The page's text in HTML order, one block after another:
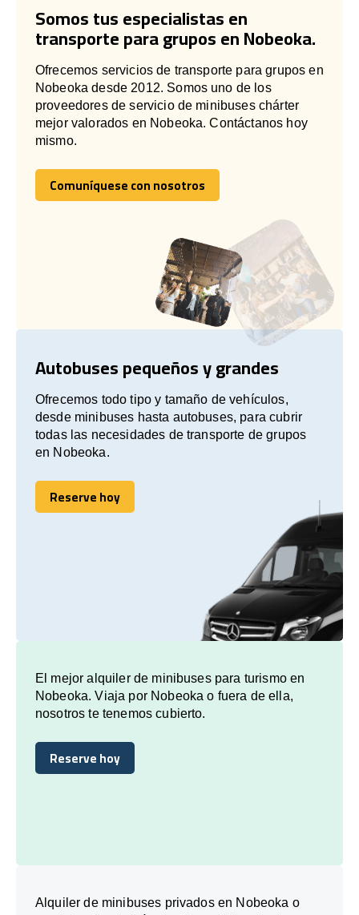
Somos tus especialistas en
transporte para grupos en Nobeoka.
Ofrecemos servicios de transporte para grupos en
Nobeoka desde 2012. Somos uno de los
proveedores de servicio de minibuses chárter
mejor valorados en Nobeoka. Contáctanos hoy
mismo.
Comuníquese con nosotros
Comuníquese con nosotros
Autobuses pequeños y grandes
Ofrecemos todo tipo y tamaño de vehículos,
desde minibuses hasta autobuses, para cubrir
todas las necesidades de transporte de grupos
en Nobeoka.
Reserve hoy
Reserve hoy
El mejor alquiler de minibuses para turismo en
Nobeoka. Viaja por Nobeoka o fuera de ella,
nosotros te tenemos cubierto.
Reserve hoy
Reserve hoy
Alquiler de minibuses privados en Nobeoka o